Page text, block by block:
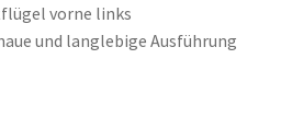
vorne links
und langlebige Ausführung